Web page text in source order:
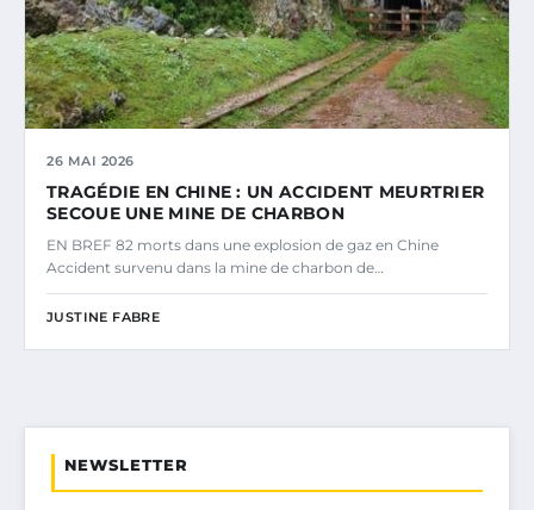
26 MAI 2026
TRAGÉDIE EN CHINE : UN ACCIDENT MEURTRIER
SECOUE UNE MINE DE CHARBON
EN BREF 82 morts dans une explosion de gaz en Chine
Accident survenu dans la mine de charbon de…
JUSTINE FABRE
NEWSLETTER